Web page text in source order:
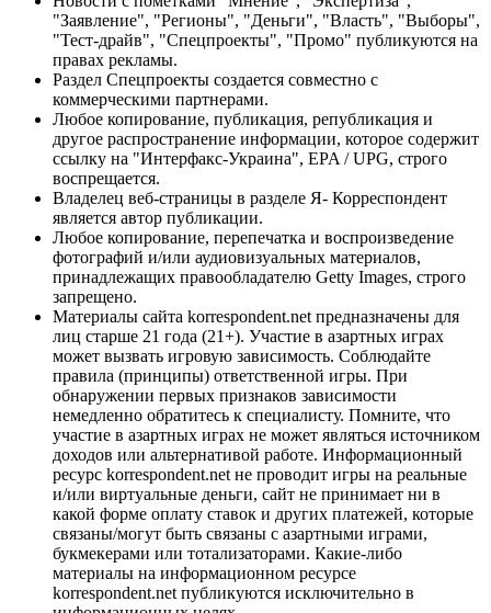
"Заявление", "Регионы", "Деньги", "Власть", "Выборы",
"Тест-драйв", "Спецпроекты", "Промо" публикуются на
правах рекламы.
Раздел Спецпроекты создается совместно с
коммерческими партнерами.
Любое копирование, публикация, републикация и
другое распространение информации, которое содержит
ссылку на "Интерфакс-Украина", EPA / UPG, строго
воспрещается.
Владелец веб-страницы в разделе Я- Корреспондент
является автор публикации.
Любое копирование, перепечатка и воспроизведение
фотографий и/или аудиовизуальных материалов,
принадлежащих правообладателю Getty Images, строго
запрещено.
Материалы сайта korrespondent.net предназначены для
лиц старше 21 года (21+). Участие в азартных играх
может вызвать игровую зависимость. Соблюдайте
правила (принципы) ответственной игры. При
обнаружении первых признаков зависимости
немедленно обратитесь к специалисту. Помните, что
участие в азартных играх не может являться источником
доходов или альтернативой работе. Информационный
ресурс korrespondent.net не проводит игры на реальные
и/или виртуальные деньги, сайт не принимает ни в
какой форме оплату ставок и других платежей, которые
связаны/могут быть связаны с азартными играми,
букмекерами или тотализаторами. Какие-либо
материалы на информационном ресурсе
korrespondent.net публикуются исключительно в